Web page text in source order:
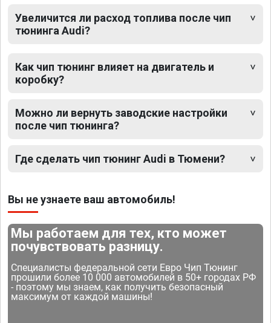
Увеличится ли расход топлива после чип
тюнинга Audi?
Как чип тюнинг влияет на двигатель и
коробку?
Можно ли вернуть заводские настройки
после чип тюнинга?
Где сделать чип тюнинг Audi в Тюмени?
Вы не узнаете ваш автомобиль!
Мы работаем для тех, кто может
почувствовать разницу.
Специалисты федеральной сети Евро Чип Тюнинг
прошили более 10 000 автомобилей в 50+ городах РФ
- поэтому мы знаем, как получить безопасный
максимум от каждой машины!